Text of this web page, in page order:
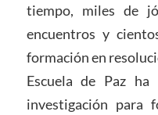
tiempo, miles de
encuentros y
formación en
Escuela de Paz
investigación para